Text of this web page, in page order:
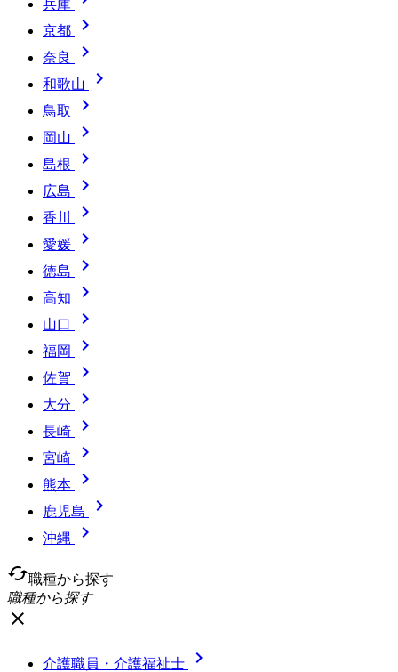
兵庫
京都 
奈良 
和歌山 
鳥取 
岡山 
島根 
広島 
香川 
愛媛 
徳島 
高知 
山口 
福岡 
佐賀 
大分 
長崎 
宮崎 
熊本 
鹿児島 
沖縄

cached職種から探す
職種から探す
close
介護職員・介護福祉士 